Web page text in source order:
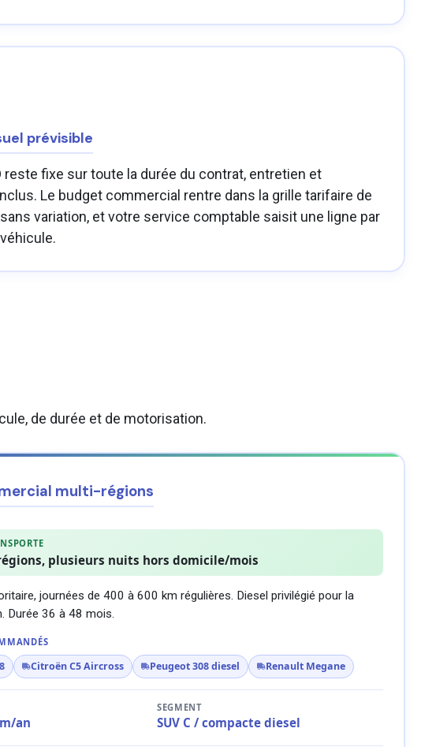
prévisible
reste fixe sur toute la durée du contrat, entretien et
Le budget commercial rentre dans la grille tarifaire de
variation, et votre service comptable saisit une ligne par
de durée et de motorisation.
multi-régions
plusieurs nuits hors domicile/mois
journées de 400 à 600 km régulières. Diesel privilégié pour la
Durée 36 à 48 mois.
Citroën C5 Aircross Peugeot 308 diesel Renault Megane
an
SEGMENT
SUV C / compacte diesel